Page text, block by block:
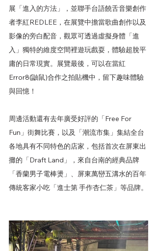
展「進入的方法」，並聯手台語饒舌音樂創作
者李紅REDLEE，在展覽中擔當歌曲創作以及
影像的旁白配音，觀眾可透過虛擬身體「進
入」獨特的維度空間裡遊玩戲耍，體驗超脫平
庸的日常現實。展覽最後，可以在當紅
Error8(鼬鼠)合作之拍貼機中，留下趣味體驗
與回憶！
周邊活動還有去年廣受好評的「Free For
Fun」街舞比賽，以及「潮流市集」集結全台
各地具有不同特色的店家，包括首次在屏東出
攤的「Draft Land」，來自台南的經典品牌
「香蘭男子電棒燙」、屏東萬巒五溝水的百年
傳統客家小吃「進士第 手作杏仁茶」等品牌。